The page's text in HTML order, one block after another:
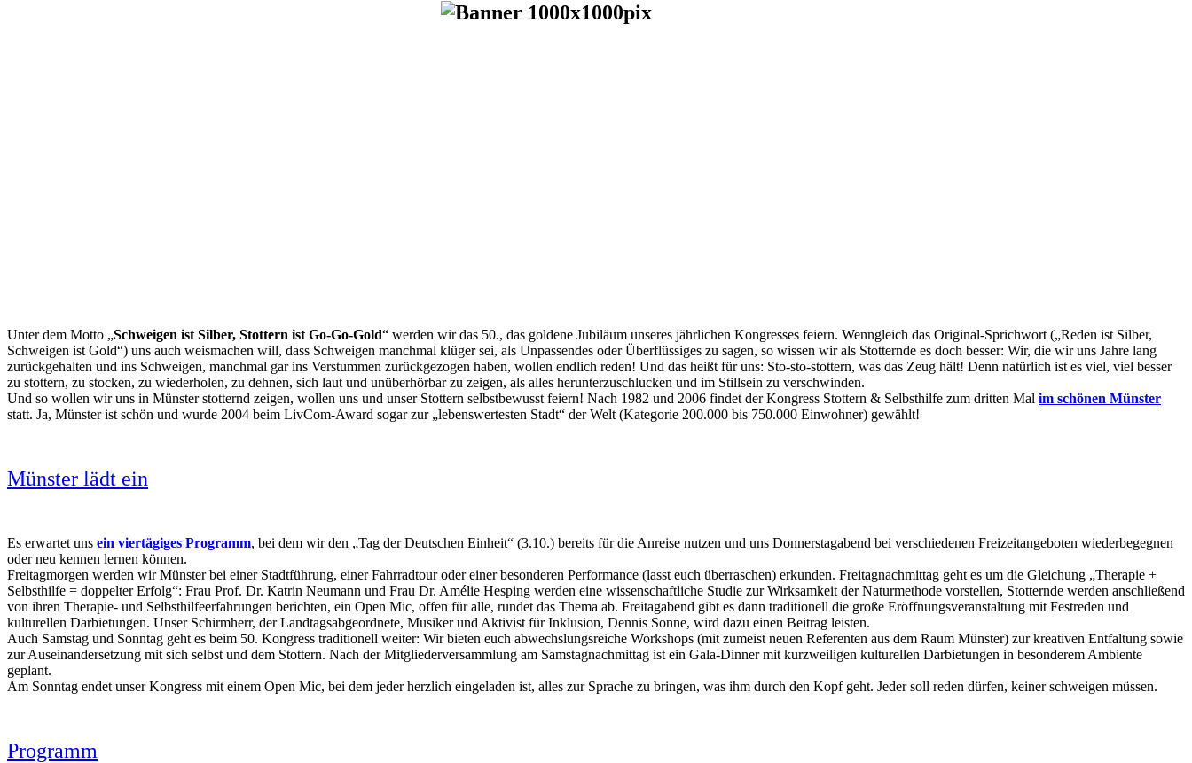
Unter dem Motto „Schweigen ist Silber, Stottern ist Go-Go-Gold“ werden wir das 50., das goldene Jubiläum unseres jährlichen Kongresses feiern. Wenngleich das Original-Sprichwort („Reden ist Silber,
Schweigen ist Gold“) uns auch weismachen will, dass Schweigen manchmal klüger sei, als Unpassendes oder Überflüssiges zu sagen, so wissen wir als Stotternde es doch besser: Wir, die wir uns Jahre lang
zurückgehalten und ins Schweigen, manchmal gar ins Verstummen zurückgezogen haben, wollen endlich reden! Und das heißt für uns: Sto-sto-stottern, was das Zeug hält! Denn natürlich ist es viel, viel besser
zu stottern, zu stocken, zu wiederholen, zu dehnen, sich laut und unüberhörbar zu zeigen, als alles herunterzuschlucken und im Stillsein zu verschwinden.
Und so wollen wir uns in Münster stotternd zeigen, wollen uns und unser Stottern selbstbewusst feiern! Nach 1982 und 2006 findet der Kongress Stottern & Selbsthilfe zum dritten Mal im schönen Münster
statt. Ja, Münster ist schön und wurde 2004 beim LivCom-Award sogar zur „lebenswertesten Stadt“ der Welt (Kategorie 200.000 bis 750.000 Einwohner) gewählt!
Münster lädt ein
Es erwartet uns ein viertägiges Programm, bei dem wir den „Tag der Deutschen Einheit“ (3.10.) bereits für die Anreise nutzen und uns Donnerstagabend bei verschiedenen Freizeitangeboten wiederbegegnen
oder neu kennen lernen können.
Freitagmorgen werden wir Münster bei einer Stadtführung, einer Fahrradtour oder einer besonderen Performance (lasst euch überraschen) erkunden. Freitagnachmittag geht es um die Gleichung „Therapie +
Selbsthilfe = doppelter Erfolg“: Frau Prof. Dr. Katrin Neumann und Frau Dr. Amélie Hesping werden eine wissenschaftliche Studie zur Wirksamkeit der Naturmethode vorstellen, Stotternde werden anschließend
von ihren Therapie- und Selbsthilfeerfahrungen berichten, ein Open Mic, offen für alle, rundet das Thema ab. Freitagabend gibt es dann traditionell die große Eröffnungsveranstaltung mit Festreden und
kulturellen Darbietungen. Unser Schirmherr, der Landtagsabgeordnete, Musiker und Aktivist für Inklusion, Dennis Sonne, wird dazu einen Beitrag leisten.
Auch Samstag und Sonntag geht es beim 50. Kongress traditionell weiter: Wir bieten euch abwechslungsreiche Workshops (mit zumeist neuen Referenten aus dem Raum Münster) zur kreativen Entfaltung sowie
zur Auseinandersetzung mit sich selbst und dem Stottern. Nach der Mitgliederversammlung am Samstagnachmittag ist ein Gala-Dinner mit kurzweiligen kulturellen Darbietungen in besonderem Ambiente
geplant.
Am Sonntag endet unser Kongress mit einem Open Mic, bei dem jeder herzlich eingeladen ist, alles zur Sprache zu bringen, was ihm durch den Kopf geht. Jeder soll reden dürfen, keiner schweigen müssen.
Programm